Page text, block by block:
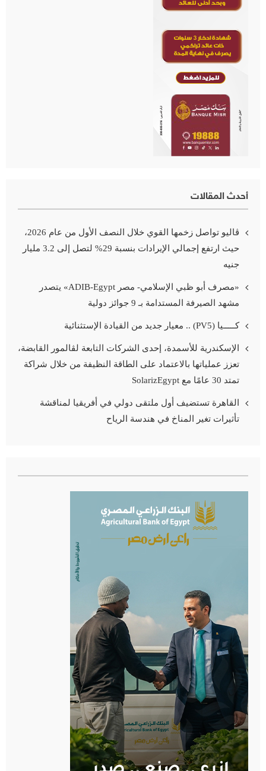
أحدث المقالات
ڤاليو تواصل زخمها القوي خلال النصف الأول من عام 2026،
حيث ارتفع إجمالي الإيرادات بنسبة 29% لتصل إلى 3.2 مليار
جنيه
«مصرف أبو ظبي الإسلامي- مصر ADIB-Egypt» يتصدر
مشهد الصيرفة المستدامة بـ 9 جوائز دولية
كـــــيا (PV5) .. معيار جديد من القيادة الإستثنائية
الإسكندرية للأسمدة، إحدى الشركات التابعة لڤالمور القابضة،
تعزز عملياتها بالاعتماد على الطاقة النظيفة من خلال شراكة
تمتد 30 عامًا مع SolarizEgypt
القاهرة تستضيف أول ملتقى دولي في أفريقيا لمناقشة
تأثيرات تغير المناخ في هندسة الرياح